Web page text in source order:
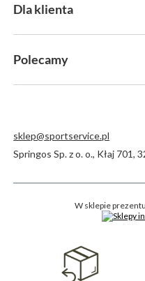
Dla klienta
Polecamy
sklep@sportservice.pl
Springos Sp. z o. o., Kłaj 701,
W sklepie